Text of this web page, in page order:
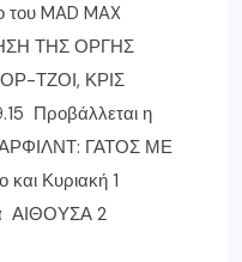
του MAD MAX
ΤΗΣ ΟΡΓΗΣ
ΤΖΟΙ, ΚΡΙΣ
Προβάλλεται η
ΓΑΤΟΣ ΜΕ
Κυριακή 1
ΑΙΘΟΥΣΑ 2